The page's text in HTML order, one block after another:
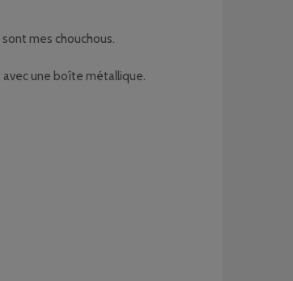
mes chouchous.
avec une boîte métallique.